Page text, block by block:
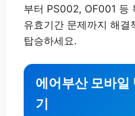
부터 PS002, OF001 등
유효기간 문제까지 해결
탑승하세요.
에어부산 모바일
기